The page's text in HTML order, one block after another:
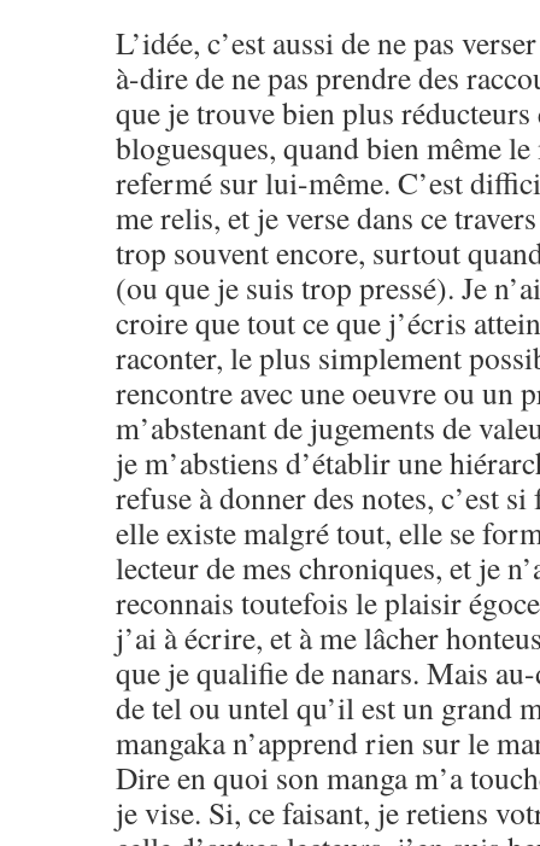
L’idée, c’est aussi de ne pas
à-dire de ne pas prendre des
que je trouve bien plus réducteurs
bloguesques, quand bien même
refermé sur lui-même. C’est
me relis, et je verse dans ce
trop souvent encore, surtout
(ou que je suis trop pressé). Je
croire que tout ce que j’écris
raconter, le plus simplement
rencontre avec une oeuvre ou un
m’abstenant de jugements de
je m’abstiens d’établir une
refuse à donner des notes, c’est
elle existe malgré tout, elle se
lecteur de mes chroniques, et je
reconnais toutefois le plaisir
j’ai à écrire, et à me lâcher
que je qualifie de nanars. Mais
de tel ou untel qu’il est un grand
mangaka n’apprend rien sur le
Dire en quoi son manga m’a
je vise. Si, ce faisant, je retiens